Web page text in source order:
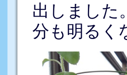
出しました
分も明るく